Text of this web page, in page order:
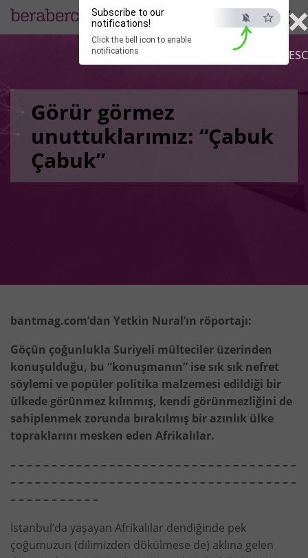
ESC
Subscribe to our
notifications!
Click the bell icon to enable
notifications
EN
Görür görmez
unuttuklarımız: “Çabuk
Çabuk”
bantmag.com’dan Yetkin Nural’ın röportajı:
Göçün çoğunlukla Suriyeli mülteciler üzerinden
konuşulduğu, bu “konuşmanın” ise sık sık nefret
söylemi ve popüler politika malzemesi edildiği bir
ülkede görünmez kılınmış, kendi görünmezliğini de
sahiplenmek zorunda bırakılmış bir azınlık ülke
topraklarını mesken eden Afrikalılar.
– – – – – – – – – – – – – – – – – – – – – – – – – – – – – – – – – – –
– – – – – – – – – – – – – – – – – – – – – – – – – – – – – – – – – – –
– – – – – – – – – – –
İstanbul’da yaşayan Afrikalılar dendiğinde pek
çoğumuzun (dilimizden dökülmese de) aklına gelen